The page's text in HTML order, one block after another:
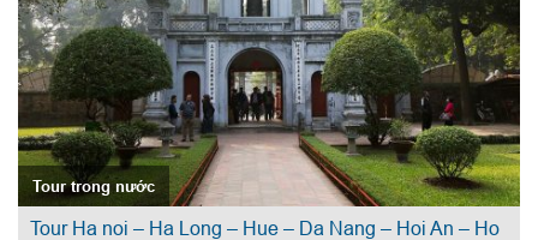
Tour trong nước
Tour Ha noi – Ha Long – Hue – Da Nang – Hoi An – Ho